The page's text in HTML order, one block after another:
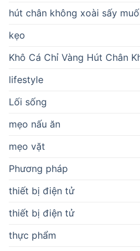
hút chân không xoài sấy
kẹo
Khô Cá Chỉ Vàng Hút Chân
lifestyle
Lối sống
mẹo nấu ăn
mẹo vặt
Phương pháp
thiết bị điện tử
thiết bị điện tử
thực phẩm